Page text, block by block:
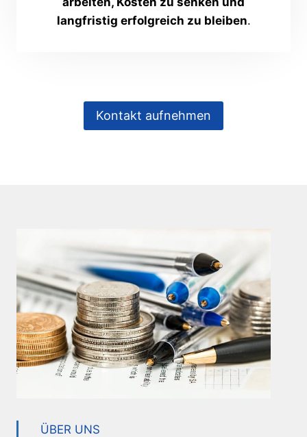
langfristig erfolgreich zu bleiben.
Kontakt aufnehmen
ÜBER UNS